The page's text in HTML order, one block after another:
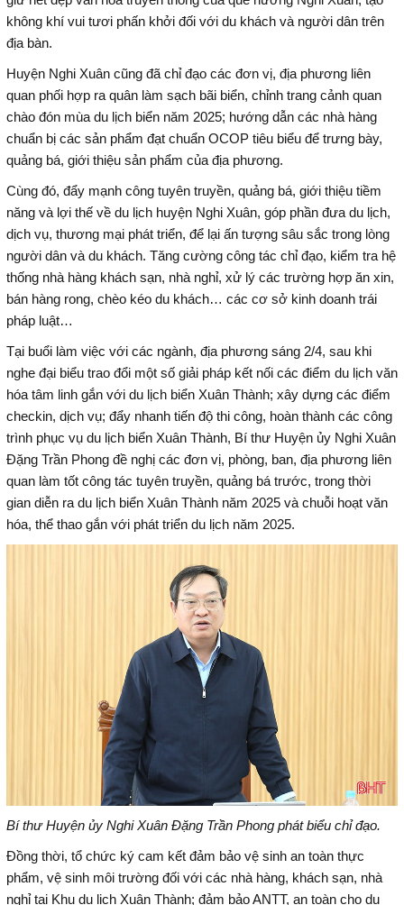
không khí vui tươi phấn khởi đối với du khách và người dân trên
địa bàn.
Huyện Nghi Xuân cũng đã chỉ đạo các đơn vị, địa phương liên
quan phối hợp ra quân làm sạch bãi biển, chỉnh trang cảnh quan
chào đón mùa du lịch biển năm 2025; hướng dẫn các nhà hàng
chuẩn bị các sản phẩm đạt chuẩn OCOP tiêu biểu để trưng bày,
quảng bá, giới thiệu sản phẩm của địa phương.
Cùng đó, đẩy mạnh công tuyên truyền, quảng bá, giới thiệu tiềm
năng và lợi thế về du lịch huyện Nghi Xuân, góp phần đưa du lịch,
dịch vụ, thương mại phát triển, để lại ấn tượng sâu sắc trong lòng
người dân và du khách. Tăng cường công tác chỉ đạo, kiểm tra hệ
thống nhà hàng khách sạn, nhà nghỉ, xử lý các trường hợp ăn xin,
bán hàng rong, chèo kéo du khách… các cơ sở kinh doanh trái
pháp luật…
Tại buổi làm việc với các ngành, địa phương sáng 2/4, sau khi
nghe đại biểu trao đổi một số giải pháp kết nối các điểm du lịch văn
hóa tâm linh gắn với du lịch biển Xuân Thành; xây dựng các điểm
checkin, dịch vụ; đẩy nhanh tiến độ thi công, hoàn thành các công
trình phục vụ du lịch biển Xuân Thành, Bí thư Huyện ủy Nghi Xuân
Đặng Trần Phong đề nghị các đơn vị, phòng, ban, địa phương liên
quan làm tốt công tác tuyên truyền, quảng bá trước, trong thời
gian diễn ra du lịch biển Xuân Thành năm 2025 và chuỗi hoạt văn
hóa, thể thao gắn với phát triển du lịch năm 2025.
Bí thư Huyện ủy Nghi Xuân Đặng Trần Phong phát biểu chỉ đạo.
Đồng thời, tổ chức ký cam kết đảm bảo vệ sinh an toàn thực
phẩm, vệ sinh môi trường đối với các nhà hàng, khách sạn, nhà
nghỉ tại Khu du lịch Xuân Thành; đảm bảo ANTT, an toàn cho du